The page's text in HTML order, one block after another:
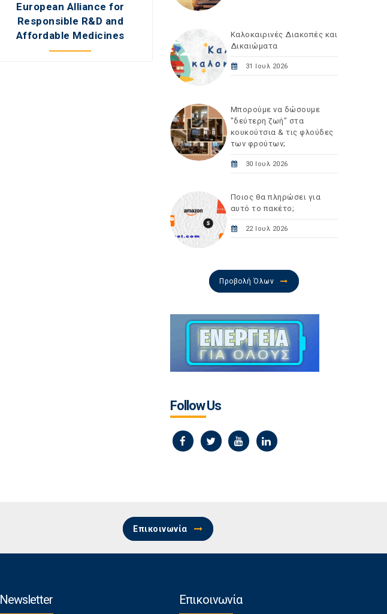
European Alliance for
Responsible R&D and
Affordable Medicines
Καλοκαιρινές Διακοπές και
Δικαιώματα
31 Ιουλ 2026
Μπορούμε να δώσουμε
"δεύτερη ζωή" στα
κουκούτσια & τις φλούδες
των φρούτων;
30 Ιουλ 2026
Ποιος θα πληρώσει για
αυτό το πακέτο;
22 Ιουλ 2026
Προβολή Όλων
Follow Us
Επικοινωνία
Newsletter Επικοινωνία